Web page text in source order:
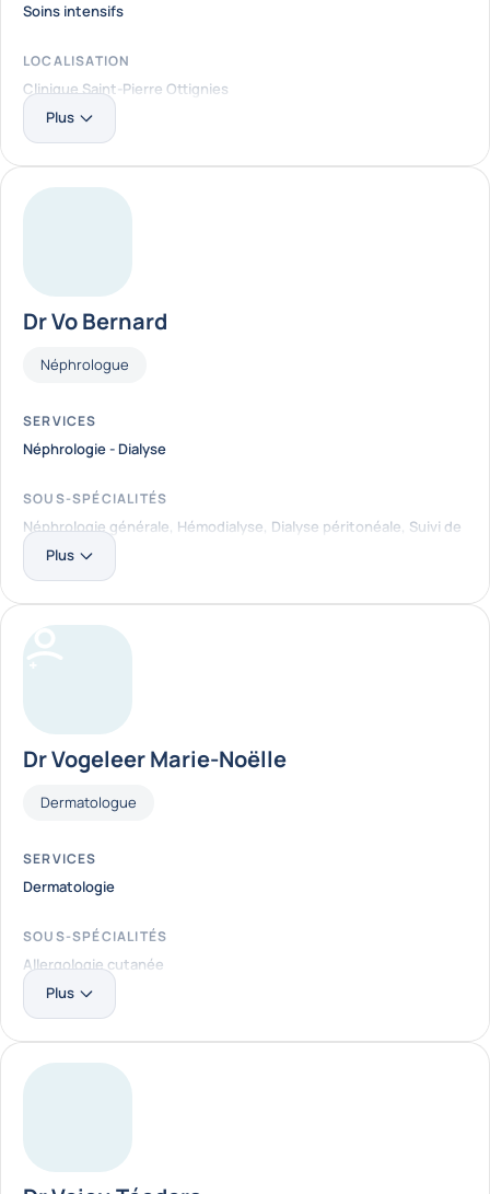
Soins intensifs
LOCALISATION
Clinique Saint-Pierre Ottignies
En savoir plus
Plus
Dr Vo Bernard
Néphrologue
SERVICES
Néphrologie - Dialyse
SOUS-SPÉCIALITÉS
Néphrologie générale, Hémodialyse, Dialyse péritonéale, Suivi de
greffés rénaux
LOCALISATION
Clinique Saint-Pierre Ottignies
Plus
Dr Vogeleer Marie-Noëlle
Dermatologue
SERVICES
Dermatologie
SOUS-SPÉCIALITÉS
Allergologie cutanée
LOCALISATION
Clinique Saint-Pierre Ottignies
Plus